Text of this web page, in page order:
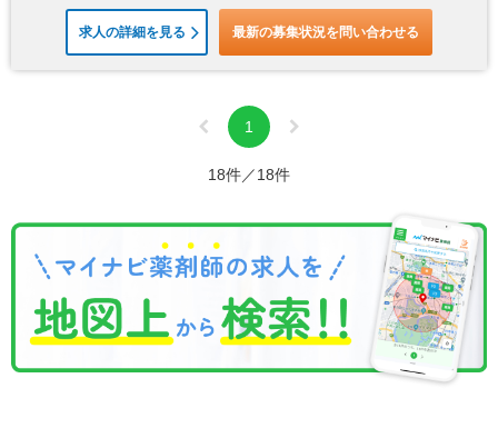
求人の詳細を見る 最新の募集状況を問い合わせる
1
18件／18件